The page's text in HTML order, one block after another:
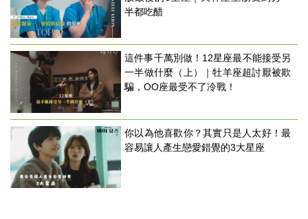
半都吃醋
這件事千萬別做！12星座最不能接受另
一半做什麼（上）｜牡羊座超討厭被欺
騙，OO座最受不了冷戰！
你以為他喜歡你？其實只是人太好！最
容易讓人產生戀愛錯覺的3大星座